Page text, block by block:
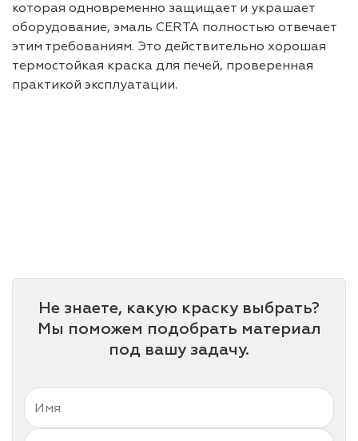
которая одновременно защищает и украшает
оборудование, эмаль CERTA полностью отвечает
этим требованиям. Это действительно хорошая
термостойкая краска для печей, проверенная
практикой эксплуатации.
Не знаете, какую краску выбрать?
Мы поможем подобрать материал
под вашу задачу.